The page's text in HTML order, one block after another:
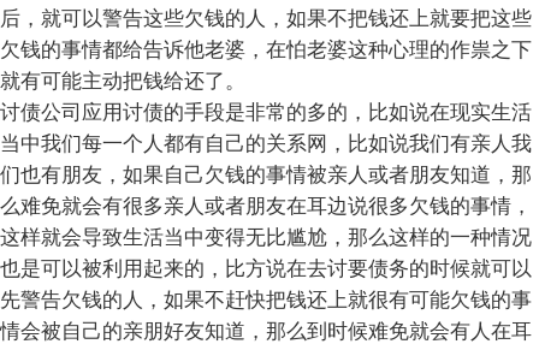
后，就可以警告这些欠钱的人，如果不把钱还上就要把这些
欠钱的事情都给告诉他老婆，在怕老婆这种心理的作祟之下
就有可能主动把钱给还了。
讨债公司应用讨债的手段是非常的多的，比如说在现实生活
当中我们每一个人都有自己的关系网，比如说我们有亲人我
们也有朋友，如果自己欠钱的事情被亲人或者朋友知道，那
么难免就会有很多亲人或者朋友在耳边说很多欠钱的事情，
这样就会导致生活当中变得无比尴尬，那么这样的一种情况
也是可以被利用起来的，比方说在去讨要债务的时候就可以
先警告欠钱的人，如果不赶快把钱还上就很有可能欠钱的事
情会被自己的亲朋好友知道，那么到时候难免就会有人在耳